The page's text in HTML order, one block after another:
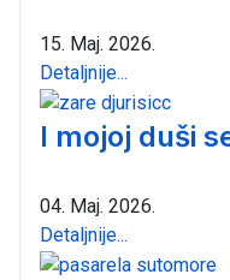
15. Maj. 2026.
Detaljnije...
I mojoj duši
04. Maj. 2026.
Detaljnije...